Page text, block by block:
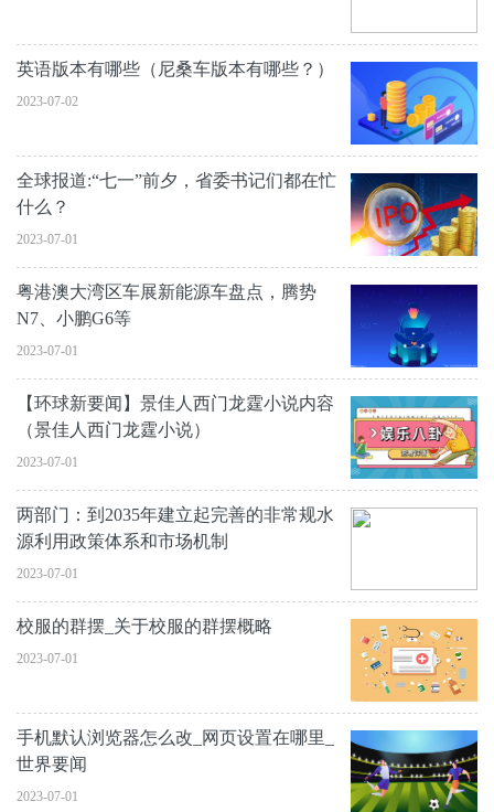
英语版本有哪些（尼桑车版本有哪些？）
2023-07-02
全球报道:“七一”前夕，省委书记们都在忙
什么？
2023-07-01
粤港澳大湾区车展新能源车盘点，腾势
N7、小鹏G6等
2023-07-01
【环球新要闻】景佳人西门龙霆小说内容
（景佳人西门龙霆小说）
2023-07-01
两部门：到2035年建立起完善的非常规水
源利用政策体系和市场机制
2023-07-01
校服的群摆_关于校服的群摆概略
2023-07-01
手机默认浏览器怎么改_网页设置在哪里_
世界要闻
2023-07-01